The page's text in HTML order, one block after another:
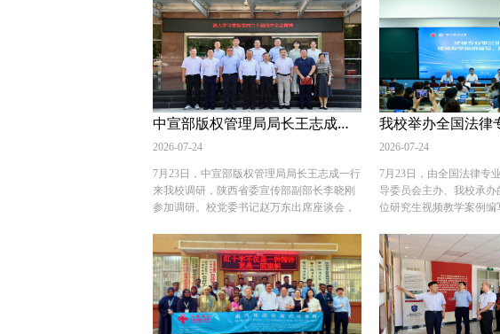
缉私局副局长董剑锋参加调研。 座谈会上，
张军强对学校一行表示欢迎，并介绍校局合
作共建以来实习岗位设置、“一对一”导师制
带教、生活保障及安全管理的整体情况。各
分局负责人分别汇报本单位实习生在岗表现
与成长情况。实习生代表结合在侦查、司法
鉴定、案件审理等岗位的真实办案体会作交
流发言。 郭武军代表学校感谢深圳海关缉私
局对学校实习实践工作的大力支持，表示自
局在重视程度、带教投入、生活保障上给予
学生全方位支撑，使西法大学子在国门缉私
一线经风雨、见世面、壮筋骨；希望双方在
扩大实习规模、拓展实习专业、深化课题研
究、证据法学与侦查程序规范等领域持续合
作，把“实践教育基地”打造成校局协同育人
标杆。 张军强在总结中表示，为中国式现代
化建设培养高素质法治人才，是法学院校和
法治实务部门共同的责任担当，期待双方以
院，与《内蒙古社会科学
法学研究所开展座谈交
云格日勒、政法所所长白
紧扣期刊栏目建设、选题
数字化推广等内容深入
围热烈。 26日下午，张
财经大学法学院，与该
院院长落志筠座谈。两校
绕学科专业建设、师资队
校际合作意见。 同期，
学铸牢中华民族共同体意
谈，基地副主任、中华
主任龙长海参会。双方
族共同体建设、民族工作
台协同创新等交流建设思
荣刚带队先后走访自治
级人民法院。 在自治区
员、副厅长张生及各处
中宣部版权管理局局长王志成一行来校调研
2026-07-24
7月23日，中宣部版权管理局局长王志成一行
来我校调研，陕西省委宣传部副部长李晓刚
参加调研。校党委书记赵万东出席座谈会，
东代表学校对王志成一行表示欢迎，简要介
绍学校办学底蕴与发展情况。他表示，学校
积极服务国家创新驱动发展战略，在知识产
权理论研究与成果转化方面开展了大量卓有
成效的工作。筹建版权学术研究平台，是学
校回应数字时代版权治理新挑战、服务文化
2026-07-24
7月23日，由全国法律专
导委员会主办、我校承
位研究生视频教学案例
律硕士教育学院院长（
律职业资格管理局一级
培训授课专家以及学校
开班仪式。开班仪式由法
长、中国人民大学法学
常安代表学校对全体参